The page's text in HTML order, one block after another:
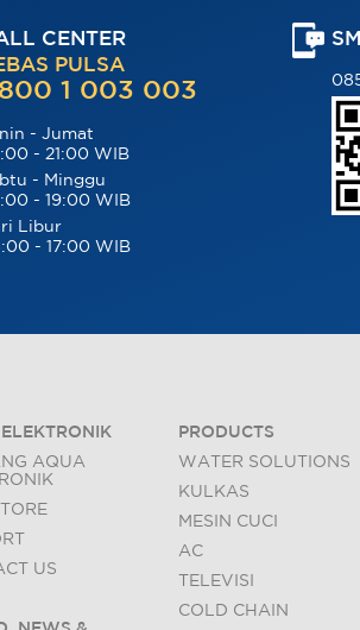
CENTER
PULSA
1 003 003
- Jumat
- 21:00 WIB
- Minggu
- 19:00 WIB
Libur
- 17:00 WIB
AQUA
US
PRODUCTS
WATER SOLUTIONS
KULKAS
MESIN CUCI
AC
TELEVISI
COLD CHAIN